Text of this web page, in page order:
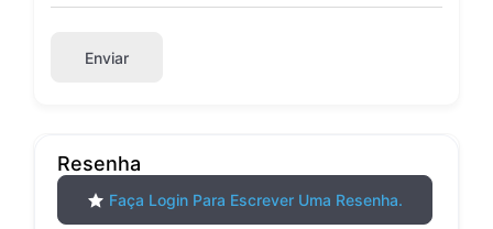
Enviar
Resenha
Faça Login Para Escrever Uma Resenha.